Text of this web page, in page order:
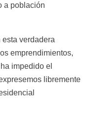
a población
esta verdadera
emprendimientos,
impedido el
libremente